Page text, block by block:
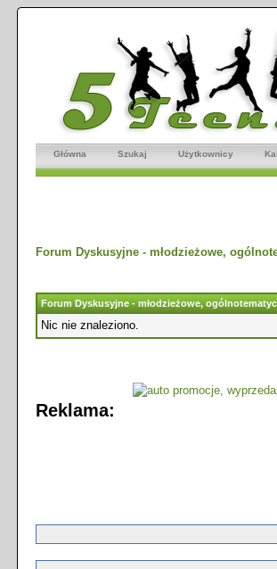
Główna Szukaj Użytkownicy
Forum Dyskusyjne - młodzieżowe,
Forum Dyskusyjne - młodzieżowe,
Nic nie znaleziono.
Reklama: